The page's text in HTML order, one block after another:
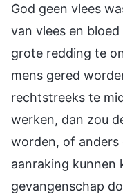
God geen vlees
van vlees en
grote redding te
mens gered
rechtstreeks te
werken, dan zou
worden, of anders
aanraking kunnen
gevangenschap